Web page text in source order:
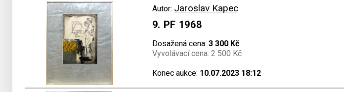
Autor: Jaroslav Kapec
9. PF 1968
Dosažená cena: 3 300 Kč
Vyvolávací cena: 2 500 Kč
Konec aukce: 10.07.2023 18:12